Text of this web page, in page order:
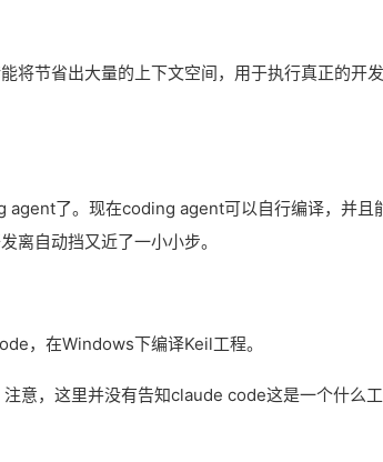
将节省出大量的上下文空间，用于执行真正的开
agent了。现在coding agent可以自行编译，并且
离自动挡又近了一小小步。
，在Windows下编译Keil工程。
意，这里并没有告知claude code这是一个什么工